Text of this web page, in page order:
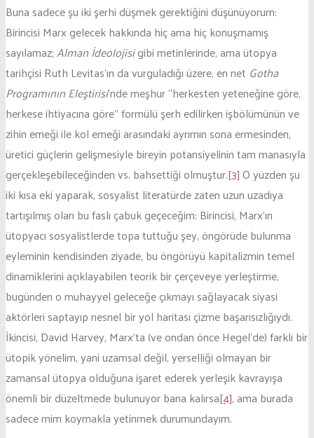
Buna sadece şu iki şerhi düşmek gerektiğini düşünüyorum:
Birincisi Marx gelecek hakkında hiç ama hiç konuşmamış
sayılamaz;Alman İdeolojisigibi metinlerinde, ama ütopya
tarihçisi Ruth Levitas’ın da vurguladığı üzere, en net Gotha
Programının Eleştirisi’nde meşhur “herkesten yeteneğine göre,
herkese ihtiyacına göre” formülü şerh edilirken işbölümünün ve
zihin emeği ile kol emeği arasındaki ayrımın sona ermesinden,
üretici güçlerin gelişmesiyle bireyin potansiyelinin tam manasıyla
gerçekleşebileceğinden vs. bahsettiği olmuştur.[3]O yüzden şu
iki kısa eki yaparak, sosyalist literatürde zaten uzun uzadıya
tartışılmış olan bu faslı çabuk geçeceğim: Birincisi, Marx’ın
ütopyacı sosyalistlerde topa tuttuğu şey, öngörüde bulunma
eyleminin kendisinden ziyade, bu öngörüyü kapitalizmin temel
dinamiklerini açıklayabilen teorik bir çerçeveye yerleştirme,
bugünden o muhayyel geleceğe çıkmayı sağlayacak siyasi
aktörleri saptayıp nesnel bir yol haritası çizme başarısızlığıydı.
İkincisi, David Harvey, Marx’ta (ve ondan önce Hegel’de) farklı bir
ütopik yönelim, yani uzamsal değil, yerselliği olmayan bir
zamansal ütopya olduğuna işaret ederek yerleşik kavrayışa
önemli bir düzeltmede bulunuyor bana kalırsa[4], ama burada
sadece mim koymakla yetinmek durumundayım.